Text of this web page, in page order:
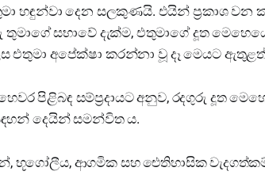
හඳුන්වා දෙන සලකුණයි. එයින් ප්‍රකාශ වන
සභාවේ දැක්ම, එතුමාගේ දූත
අපේක්ෂා කරන්නා වූ දෑ මෙයට
පිළිබඳ සම්ප්‍රදායට අනුව, රදගුරු දූත
දෙයින් සමන්විත ය.
භූගෝලීය, ආගමික සහ ඓතිහාසික